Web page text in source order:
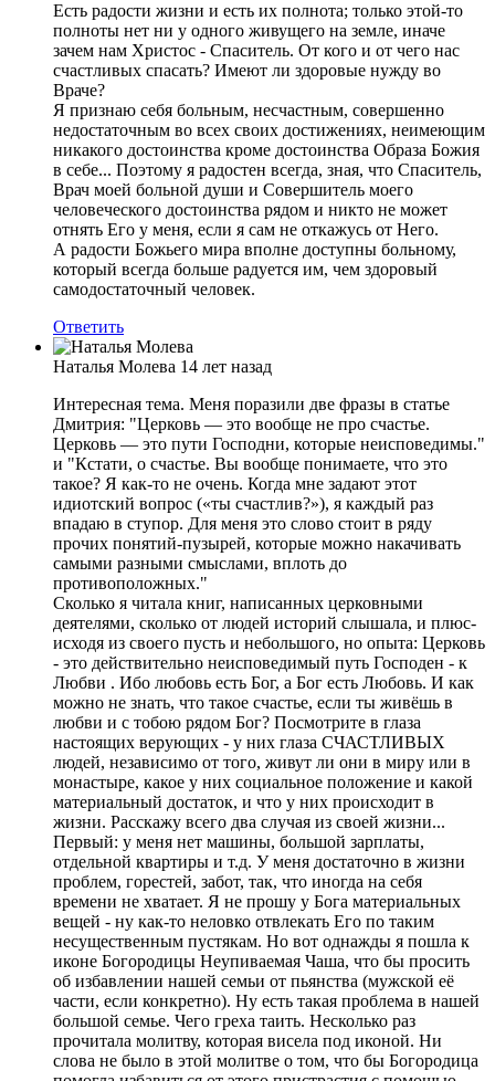
Есть радости жизни и есть их полнота; только этой-то
полноты нет ни у одного живущего на земле, иначе
зачем нам Христос - Спаситель. От кого и от чего нас
счастливых спасать? Имеют ли здоровые нужду во
Враче?
Я признаю себя больным, несчастным, совершенно
недостаточным во всех своих достижениях, неимеющим
никакого достоинства кроме достоинства Образа Божия
в себе... Поэтому я радостен всегда, зная, что Спаситель,
Врач моей больной души и Совершитель моего
человеческого достоинства рядом и никто не может
отнять Его у меня, если я сам не откажусь от Него.
А радости Божьего мира вполне доступны больному,
который всегда больше радуется им, чем здоровый
самодостаточный человек.
Ответить
Наталья Молева 14 лет назад
Интересная тема. Меня поразили две фразы в статье
Дмитрия: "Церковь — это вообще не про счастье.
Церковь — это пути Господни, которые неисповедимы."
и "Кстати, о счастье. Вы вообще понимаете, что это
такое? Я как-то не очень. Когда мне задают этот
идиотский вопрос («ты счастлив?»), я каждый раз
впадаю в ступор. Для меня это слово стоит в ряду
прочих понятий-пузырей, которые можно накачивать
самыми разными смыслами, вплоть до
противоположных."
Сколько я читала книг, написанных церковными
деятелями, сколько от людей историй слышала, и плюс-
исходя из своего пусть и небольшого, но опыта: Церковь
- это действительно неисповедимый путь Господен - к
Любви . Ибо любовь есть Бог, а Бог есть Любовь. И как
можно не знать, что такое счастье, если ты живёшь в
любви и с тобою рядом Бог? Посмотрите в глаза
настоящих верующих - у них глаза СЧАСТЛИВЫХ
людей, независимо от того, живут ли они в миру или в
монастыре, какое у них социальное положение и какой
материальный достаток, и что у них происходит в
жизни. Расскажу всего два случая из своей жизни...
Первый: у меня нет машины, большой зарплаты,
отдельной квартиры и т.д. У меня достаточно в жизни
проблем, горестей, забот, так, что иногда на себя
времени не хватает. Я не прошу у Бога материальных
вещей - ну как-то неловко отвлекать Его по таким
несущественным пустякам. Но вот однажды я пошла к
иконе Богородицы Неупиваемая Чаша, что бы просить
об избавлении нашей семьи от пьянства (мужской её
части, если конкретно). Ну есть такая проблема в нашей
большой семье. Чего греха таить. Несколько раз
прочитала молитву, которая висела под иконой. Ни
слова не было в этой молитве о том, что бы Богородица